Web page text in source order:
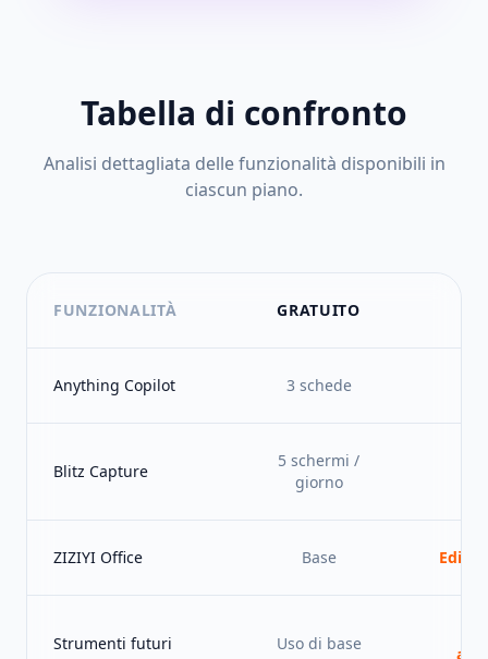
Tabella di confronto
Analisi dettagliata delle funzionalità disponibili in
ciascun piano.
FUNZIONALITÀ GRATUITO
Anything Copilot 3 schede
Blitz Capture
5 schermi /
giorno
ZIZIYI Office Base
Strumenti futuri Uso di base